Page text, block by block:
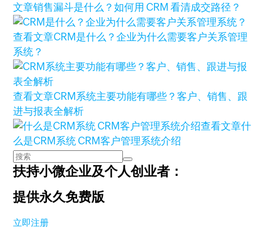
文章销售漏斗是什么？如何用 CRM 看清成交路径？
查看文章CRM是什么？企业为什么需要客户关系管理
系统？
查看文章CRM系统主要功能有哪些？客户、销售、跟
进与报表全解析
查看文章什
么是CRM系统 CRM客户管理系统介绍
扶持小微企业及个人创业者：
提供永久免费版
立即注册